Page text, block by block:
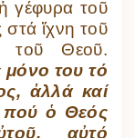
γέφυρα τοῦ
ἴχνη τοῦ
τοῦ Θεοῦ.
του τό
ἀλλά καί
πού ὁ Θεός
αὐτό